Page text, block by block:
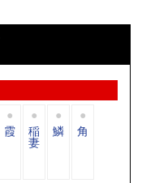
霞 稲
妻
鱗 角